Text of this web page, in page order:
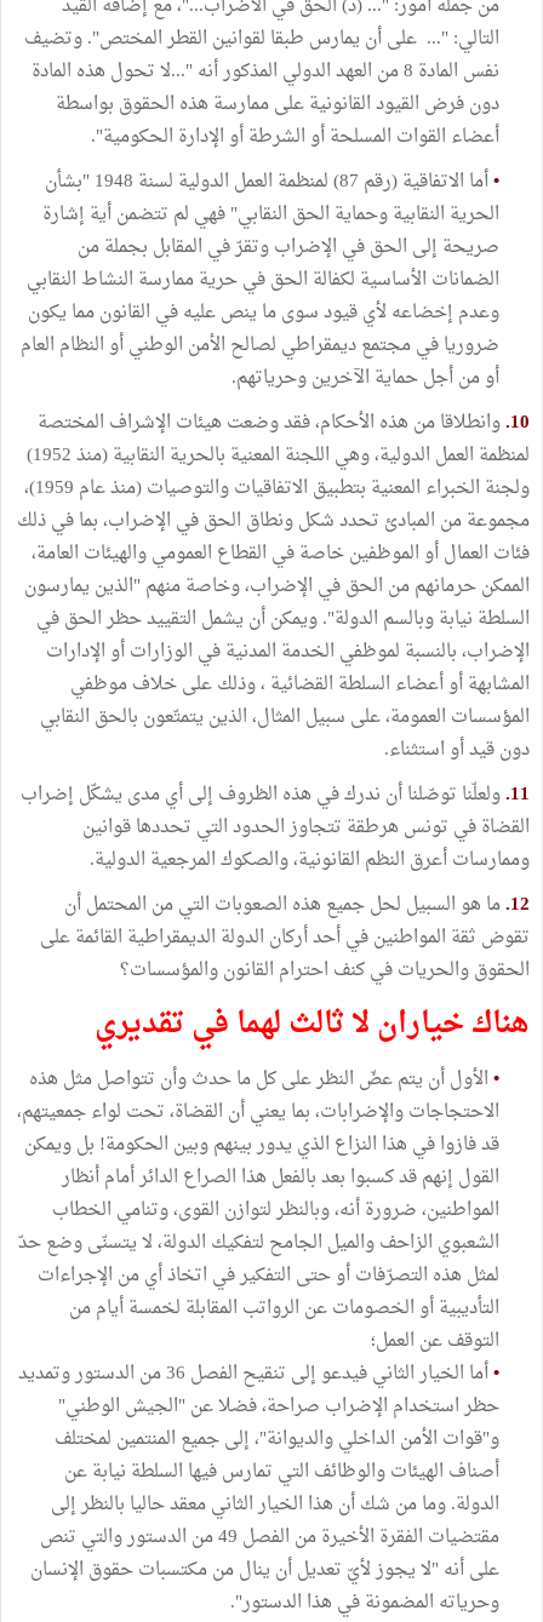
التالي: "... على أن يمارس طبقا لقوانين القطر المختص". وتضيف
نفس المادة 8 من العهد الدولي المذكور أنه "...لا تحول هذه المادة
دون فرض القيود القانونية على ممارسة هذه الحقوق بواسطة
أعضاء القوات المسلحة أو الشرطة أو الإدارة الحكومية".
•
أما الاتفاقية (رقم 87) لمنظمة العمل الدولية لسنة 1948 "بشأن
الحرية النقابية وحماية الحق النقابي" فهي لم تتضمن أية إشارة
صريحة إلى الحق في الإضراب وتقرّ في المقابل بجملة من
الضمانات الأساسية لكفالة الحق في حرية ممارسة النشاط النقابي
وعدم إخضاعه لأي قيود سوى ما ينص عليه في القانون مما يكون
ضروريا في مجتمع ديمقراطي لصالح الأمن الوطني أو النظام العام
أو من أجل حماية الآخرين وحرياتهم.
10. وانطلاقا من هذه الأحكام، فقد وضعت هيئات الإشراف المختصة
لمنظمة العمل الدولية، وهي اللجنة المعنية بالحرية النقابية (منذ 1952)
ولجنة الخبراء المعنية بتطبيق الاتفاقيات والتوصيات (منذ عام 1959)،
مجموعة من المبادئ تحدد شكل ونطاق الحق في الإضراب، بما في ذلك
فئات العمال أو الموظفين خاصة في القطاع العمومي والهيئات العامة،
الممكن حرمانهم من الحق في الإضراب، وخاصة منهم "الذين يمارسون
السلطة نيابة وبالسم الدولة". ويمكن أن يشمل التقييد حظر الحق في
الإضراب، بالنسبة لموظفي الخدمة المدنية في الوزارات أو الإدارات
المشابهة أو أعضاء السلطة القضائية ، وذلك على خلاف موظفي
المؤسسات العمومة، على سبيل المثال، الذين يتمتّعون بالحق النقابي
دون قيد أو استثناء.
11. ولعلّنا توصّلنا أن ندرك في هذه الظروف إلى أي مدى يشكّل إضراب
القضاة في تونس هرطقة تتجاوز الحدود التي تحددها قوانين
وممارسات أعرق النظم القانونية، والصكوك المرجعية الدولية.
12. ما هو السبيل لحل جميع هذه الصعوبات التي من المحتمل أن
تقوض ثقة المواطنين في أحد أركان الدولة الديمقراطية القائمة على
الحقوق والحريات في كنف احترام القانون والمؤسسات؟
هناك خياران لا ثالث لهما في تقديري
•الأول أن يتم عضّ النظر على كل ما حدث وأن تتواصل مثل هذه
الاحتجاجات والإضرابات، بما يعني أن القضاة، تحت لواء جمعيتهم،
قد فازوا في هذا النزاع الذي يدور بينهم وبين الحكومة! بل ويمكن
القول إنهم قد كسبوا بعد بالفعل هذا الصراع الدائر أمام أنظار
المواطنين، ضرورة أنه، وبالنظر لتوازن القوى، وتنامي الخطاب
الشعبوي الزاحف والميل الجامح لتفكيك الدولة، لا يتسنّى وضع حدّ
لمثل هذه التصرّفات أو حتى التفكير في اتخاذ أي من الإجراءات
التأديبية أو الخصومات عن الرواتب المقابلة لخمسة أيام من
التوقف عن العمل؛
•
أما الخيار الثاني فيدعو إلى تنقيح الفصل 36 من الدستور وتمديد
حظر استخدام الإضراب صراحة، فضلا عن "الجيش الوطني"
و"قوات الأمن الداخلي والديوانة"، إلى جميع المنتمين لمختلف
أصناف الهيئات والوظائف التي تمارس فيها السلطة نيابة عن
الدولة. وما من شك أن هذا الخيار الثاني معقد حاليا بالنظر إلى
مقتضيات الفقرة الأخيرة من الفصل 49 من الدستور والتي تنص
على أنه "لا يجوز لأيّ تعديل أن ينال من مكتسبات حقوق الإنسان
وحرياته المضمونة في هذا الدستور".